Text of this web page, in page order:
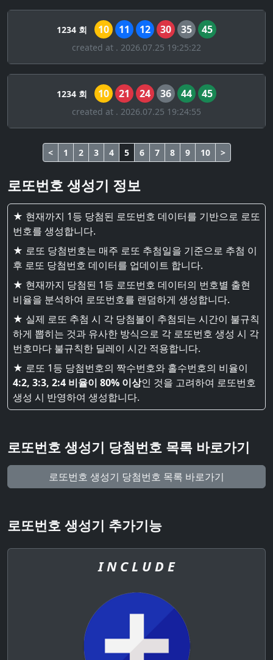
1234 회 10 11 12 30 35 45
created at . 2026.07.25 19:25:22
1234 회 10 21 24 36 44 45
created at . 2026.07.25 19:24:55
< 1 2 3 4 5 6 7 8 9 10 >
로또번호 생성기 정보
★ 현재까지 1등 당첨된 로또번호 데이터를 기반으로 로또
번호를 생성합니다.
★ 로또 당첨번호는 매주 로또 추첨일을 기준으로 추첨 이
후 로또 당첨번호 데이터를 업데이트 합니다.
★ 현재까지 당첨된 1등 로또번호 데이터의 번호별 출현
비율을 분석하여 로또번호를 랜덤하게 생성합니다.
★ 실제 로또 추첨 시 각 당첨볼이 추첨되는 시간이 불규칙
하게 뽑히는 것과 유사한 방식으로 각 로또번호 생성 시 각
번호마다 불규칙한 딜레이 시간 적용합니다.
★ 로또 1등 당첨번호의 짝수번호와 홀수번호의 비율이
4:2, 3:3, 2:4 비율이 80% 이상인 것을 고려하여 로또번호
생성 시 반영하여 생성합니다.
로또번호 생성기 당첨번호 목록 바로가기
로또번호 생성기 당첨번호 목록 바로가기
로또번호 생성기 추가기능
I N C L U D E